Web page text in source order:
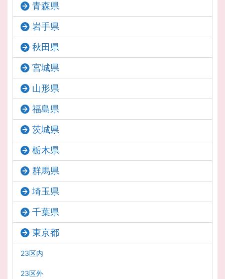
青森県
岩手県
秋田県
宮城県
山形県
福島県
茨城県
栃木県
群馬県
埼玉県
千葉県
東京都
23区内
23区外